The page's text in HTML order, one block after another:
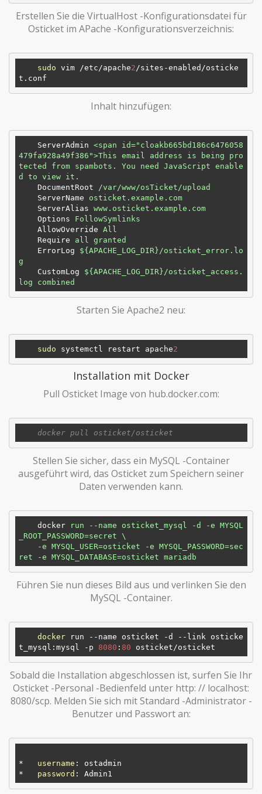
Erstellen Sie die VirtualHost -Konfigurationsdatei für
Osticket im APache -Konfigurationsverzeichnis:
sudo vim /etc/apache2 /sites-enabled/osticke
​ Inhalt hinzufügen:
ServerAdmin <span id="cloakb665bd186c6476058
479fa928a49f386">This email address is being pro
tected from spambots. You need JavaScript enable
d to view it.
DocumentRoot
/var/www/osTicket/upload
ServerName
osticket.example.com
ServerAlias www.osticket.example.com
Options
FollowSymlinks
AllowOverride All
Require
all granted
ErrorLog
${APACHE_LOG_DIR}/osticket_error.lo
g
CustomLog
${APACHE_LOG_DIR}/osticket_access.
log combined
​ Starten Sie Apache2 neu:
sudo systemctl restart apache2
Installation mit Docker
Pull Osticket Image von hub.docker.com:
Stellen Sie sicher, dass ein MySQL -Container
ausgeführt wird, das Osticket zum Speichern seiner
Daten verwenden kann.
docker
run --name osticket_mysql -d -e MYSQL
_ROOT_PASSWORD=secret \
ret -e MYSQL_DATABASE=osticket mariadb
Führen Sie nun dieses Bild aus und verlinken Sie den
MySQL -Container.
docker run --name osticket -d --link osticke
t_mysql:mysql -p 8080 : 80
Sobald die Installation abgeschlossen ist, surfen Sie Ihr
Osticket -Personal -Bedienfeld unter http: // localhost:
8080/scp. Melden Sie sich mit Standard -Administrator -
Benutzer und Passwort an:
* username : ostadmin
* password